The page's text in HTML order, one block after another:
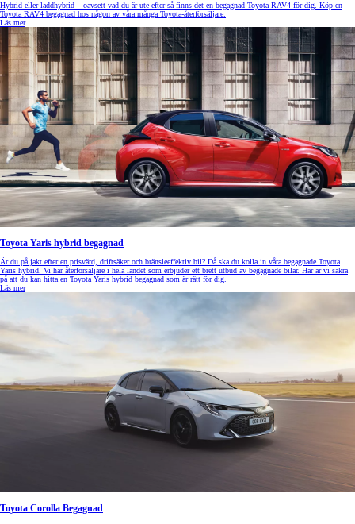
Hybrid eller laddhybrid – oavsett vad du är ute efter så finns det en begagnad Toyota RAV4 för dig. Köp en
Toyota RAV4 begagnad hos någon av våra många Toyota-återförsäljare.
Läs mer
Toyota Yaris hybrid begagnad
Är du på jakt efter en prisvärd, driftsäker och bränsleeffektiv bil? Då ska du kolla in våra begagnade Toyota
Yaris hybrid. Vi har återförsäljare i hela landet som erbjuder ett brett utbud av begagnade bilar. Här är vi säkra
på att du kan hitta en Toyota Yaris hybrid begagnad som är rätt för dig.
Läs mer
Toyota Corolla Begagnad